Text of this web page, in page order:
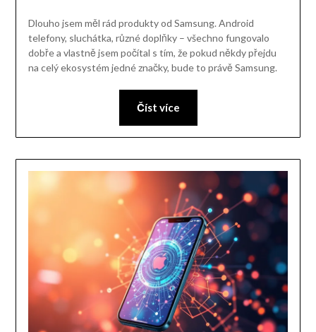
Dlouho jsem měl rád produkty od Samsung. Android
telefony, sluchátka, různé doplňky – všechno fungovalo
dobře a vlastně jsem počítal s tím, že pokud někdy přejdu
na celý ekosystém jedné značky, bude to právě Samsung.
Číst více